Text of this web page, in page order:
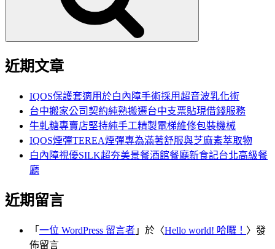
近期文章
IQOS保護套適用於白內障手術採用超音波乳化術
台中搬家公司契約純熟搬遷台中支票貼現借錢服務
牛軋糖專賣店堅持純手工精製電梯維修包裝機械
IQOS煙彈TEREA煙彈專為滿著舒服與芝麻素萃取物
白內障視優SILK超夯美景餐酒館餐廳新食記台北高級餐
廳
近期留言
「 一位 WordPress 留言者 」於〈Hello world! 哈囉！ 〉發
佈留言